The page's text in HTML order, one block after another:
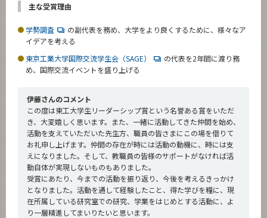
主な受賞理由
学勢調査
の副代表を務め、大学をより良くするために、様々なア
イデアを考える
東京工業大学国際交流学生会（SAGE）
の代表を2年間に渡り務
め、国際交流イベントを盛り上げる
伊藤さんのコメント
この度は東工大学生リーダーシップ賞という名誉ある賞をいただ
き、大変嬉しく思います。また、一緒に活動してきた仲間を始め、
活動を支えていただいた先生方、職員の皆さまにこの場を借りて
お礼申し上げます。仲間の存在が時には活動の動機に、時には支
えになりました。そして、教職員の皆様のサポートがなければ活
動自体が実現しないものもありました。
受賞にあたり、今までの活動を振り返り、今後を考えるきっかけ
となりました。活動を通して経験したこと、得た学びを糧に、現
在所属している研究室での研究、学業をはじめとする活動に、よ
り一層精進してまいりたいと思います。